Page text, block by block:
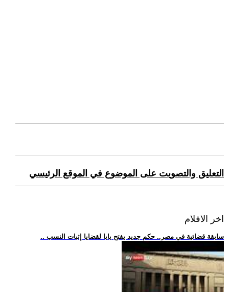
التعليق والتصويت على الموضوع في الموقع الرئيسي
اخر الافلام
.. سابقة قضائية في مصر.. حكم جديد يفتح بابا لقضايا إثبات النسب